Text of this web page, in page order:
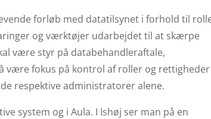
forløb med datatilsynet i forhold til
og værktøjer udarbejdet til at skærpe
være styr på databehandleraftale,
være fokus på kontrol af roller og
respektive administratorer alene.
system og i Aula. I Ishøj ser man på en